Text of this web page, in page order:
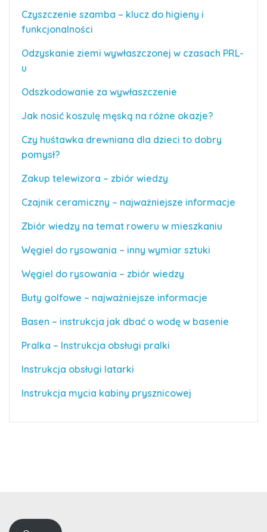
Czyszczenie szamba – klucz do higieny i
funkcjonalności
Odzyskanie ziemi wywłaszczonej w czasach PRL-
u
Odszkodowanie za wywłaszczenie
Jak nosić koszulę męską na różne okazje?
Czy huśtawka drewniana dla dzieci to dobry
pomysł?
Zakup telewizora – zbiór wiedzy
Czajnik ceramiczny – najważniejsze informacje
Zbiór wiedzy na temat roweru w mieszkaniu
Węgiel do rysowania – inny wymiar sztuki
Węgiel do rysowania – zbiór wiedzy
Buty golfowe – najważniejsze informacje
Basen – instrukcja jak dbać o wodę w basenie
Pralka – Instrukcja obsługi pralki
Instrukcja obsługi latarki
Instrukcja mycia kabiny prysznicowej